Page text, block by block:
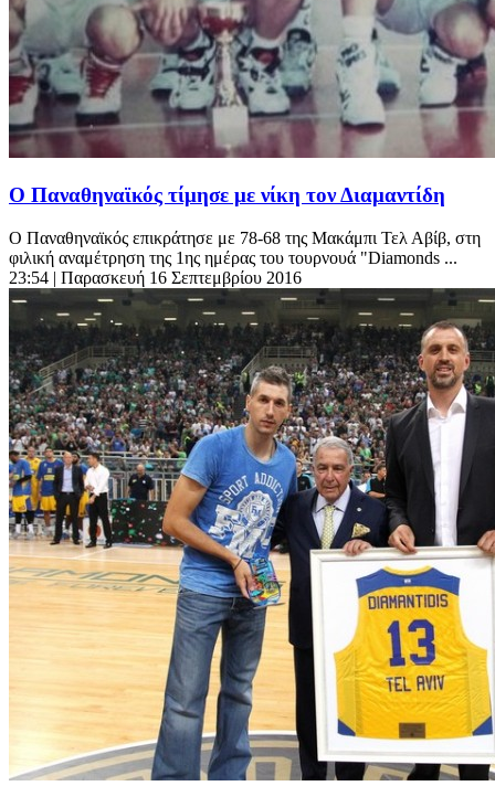
Ο Παναθηναϊκός τίμησε με νίκη τον Διαμαντίδη
Ο Παναθηναϊκός επικράτησε με 78-68 της Μακάμπι Τελ Αβίβ, στη
φιλική αναμέτρηση της 1ης ημέρας του τουρνουά "Diamonds ...
23:54 | Παρασκευή 16 Σεπτεμβρίου 2016